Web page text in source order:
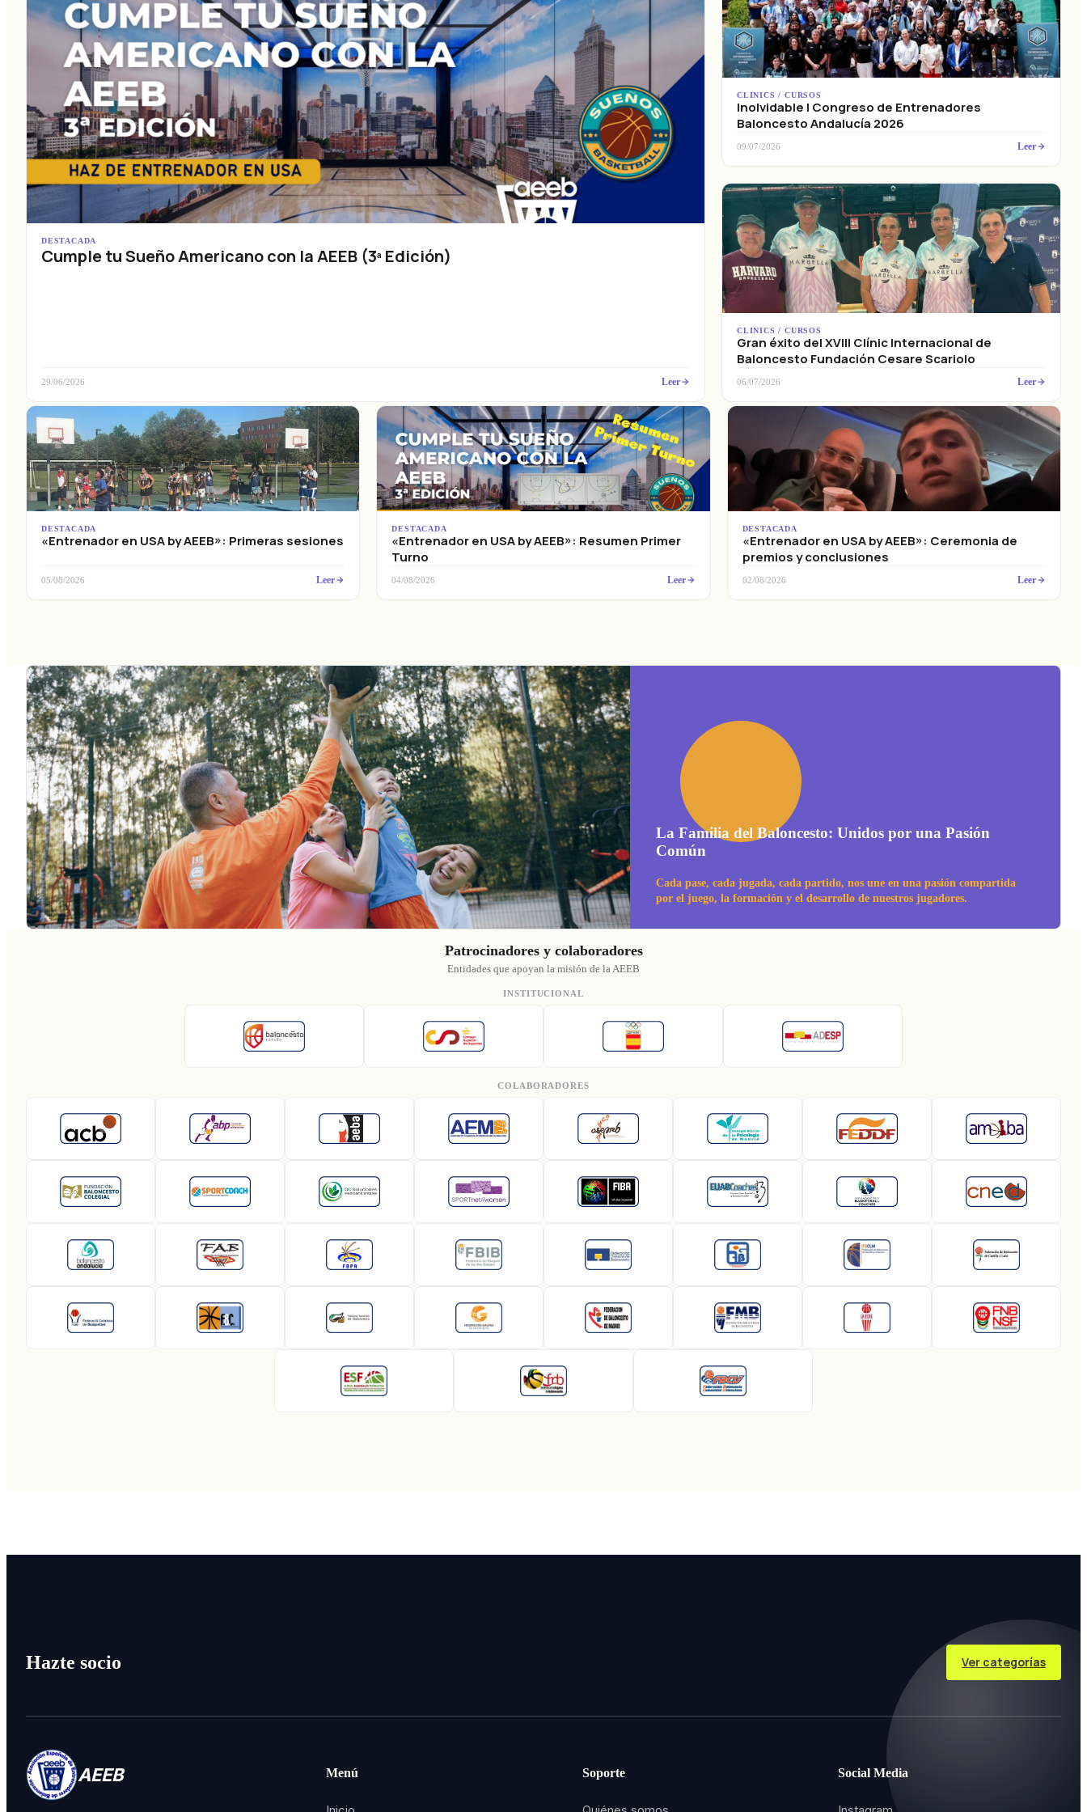
DESTACADA
Cumple tu Sueño Americano con la AEEB (3ª Edición)
29/06/2026 Leer
CLINICS / CURSOS
Inolvidable I Congreso de Entrenadores
Baloncesto Andalucía 2026
09/07/2026 Leer
CLINICS / CURSOS
Gran éxito del XVIII Clínic Internacional de
Baloncesto Fundación Cesare Scariolo
06/07/2026 Leer
DESTACADA
«Entrenador en USA by AEEB»: Primeras sesiones
05/08/2026 Leer
DESTACADA
«Entrenador en USA by AEEB»: Resumen Primer
Turno
04/08/2026 Leer
DESTACADA
«Entrenador en USA by AEEB»: Ceremonia de
premios y conclusiones
02/08/2026 Leer
La Familia del Baloncesto: Unidos por una Pasión
Común
Cada pase, cada jugada, cada partido, nos une en una pasión compartida
por el juego, la formación y el desarrollo de nuestros jugadores.
Patrocinadores y colaboradores
Entidades que apoyan la misión de la AEEB
INSTITUCIONAL
COLABORADORES
Hazte socio Ver categorías
AEEB Menú Soporte Social Media